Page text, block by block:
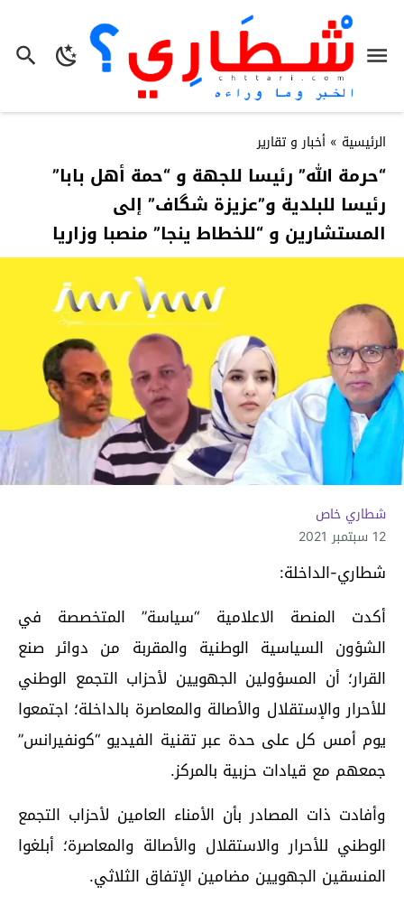
الرئيسية » أخبار و تقارير
“حرمة الله” رئيسا للجهة و “حمة أهل بابا”
رئيسا للبلدية و”عزيزة شگاف” إلى
المستشارين و “للخطاط ينجا” منصبا وزاريا
شطاري خاص
12 سبتمبر 2021
شطاري-الداخلة:
أكدت المنصة الاعلامية “سياسة” المتخصصة في
الشؤون السياسية الوطنية والمقربة من دوائر صنع
القرار؛ أن المسؤولين الجهويين لأحزاب التجمع الوطني
للأحرار والإستقلال والأصالة والمعاصرة بالداخلة؛ اجتمعوا
يوم أمس كل على حدة عبر تقنية الفيديو “كونفيرانس”
جمعهم مع قيادات حزبية بالمركز.
وأفادت ذات المصادر بأن الأمناء العامين لأحزاب التجمع
الوطني للأحرار والاستقلال والأصالة والمعاصرة؛ أبلغوا
المنسقين الجهويين مضامين الإتفاق الثلاثي.